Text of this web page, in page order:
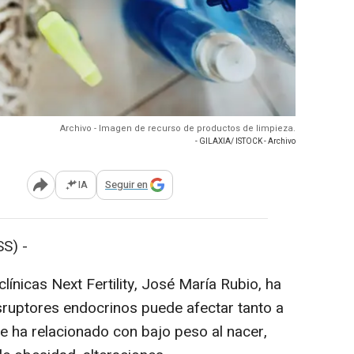
Archivo - Imagen de recurso de productos de limpieza.
- GILAXIA/ ISTOCK - Archivo
Abrir opciones para compartir
IA Seguir en
-
Next Fertility, José María Rubio, ha
endocrinos puede afectar tanto a
ha relacionado con bajo peso al nacer,